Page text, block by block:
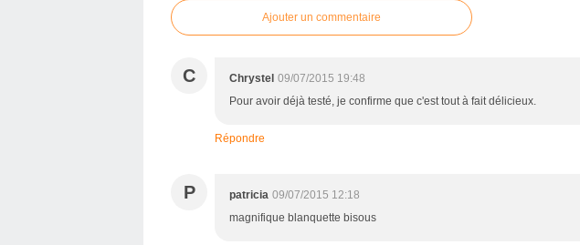
Ajouter un commentaire
C Chrystel 09/07/2015 19:48
Pour avoir déjà testé, je confirme que c'est tout à fait délicieux.
Répondre
P patricia 09/07/2015 12:18
magnifique blanquette bisous